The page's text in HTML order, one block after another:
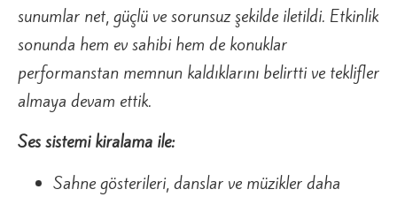
sunumlar net, güçlü ve sorunsuz şekilde iletildi. Etkinlik
sonunda hem ev sahibi hem de konuklar
performanstan memnun kaldıklarını belirtti ve teklifler
almaya devam ettik.
Ses sistemi kiralama ile:
Sahne gösterileri, danslar ve müzikler daha